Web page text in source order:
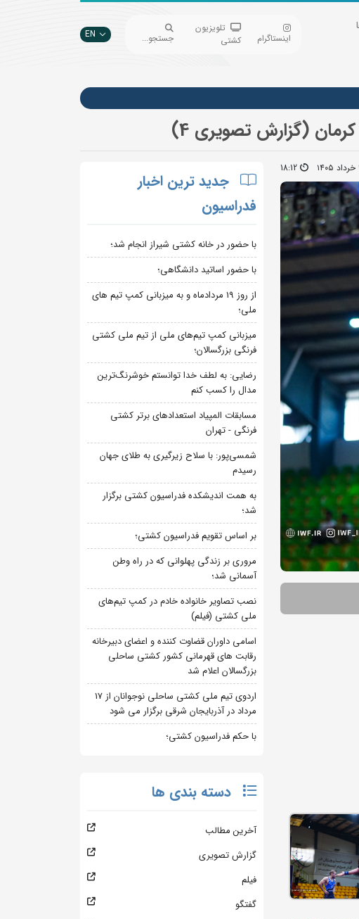
اینستاگرام
تلویزیون
کشتی
جستجو... EN
(گزارش تصویری 4)
18:12
جدید ترین اخبار
فدراسیون
با حضور در خانه کشتی شیراز انجام شد؛
با حضور اساتید دانشگاهی؛
از روز 19 مردادماه و به میزبانی کمپ تیم های
ملی؛
میزبانی کمپ تیم‌های ملی از تیم ملی کشتی
فرنگی بزرگسالان؛
رضایی: به لطف خدا توانستم خوشرنگ‌ترین
مدال را کسب کنم
مسابقات المپیاد استعدادهای برتر کشتی
فرنگی - تهران
شمسی‌پور: با سلاح زیرگیری به طلای جهان
رسیدم
به همت اندیشکده فدراسیون کشتی برگزار
شد؛
بر اساس تقویم فدراسیون کشتی؛
مروری بر زندگی پهلوانی که در راه وطن
آسمانی شد؛
نصب تصاویر خانواده خادم در کمپ تیم‌های
ملی کشتی (فیلم)
اسامی داوران قضاوت کننده و اعضای دبیرخانه
رقابت های قهرمانی کشور کشتی ساحلی
بزرگسالان اعلام شد
اردوی تیم ملی کشتی ساحلی نوجوانان از 17
مرداد در آذربایجان شرقی برگزار می شود
با حکم فدراسیون کشتی؛
دسته بندی ها
آخرین مطالب
گزارش تصویری
فیلم
گفتگو